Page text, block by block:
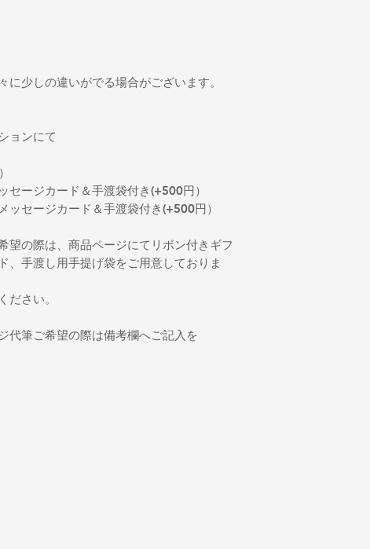
少しの違いがでる場合がございます。
ョンにて
セージカード＆手渡袋付き(+500円）
ッセージカード＆手渡袋付き(+500円）
望の際は、商品ページにてリボン付きギフ
、手渡し用手提げ袋をご用意しておりま
ださい。
代筆ご希望の際は備考欄へご記入を